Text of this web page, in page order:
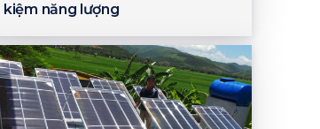
kiệm năng lượng